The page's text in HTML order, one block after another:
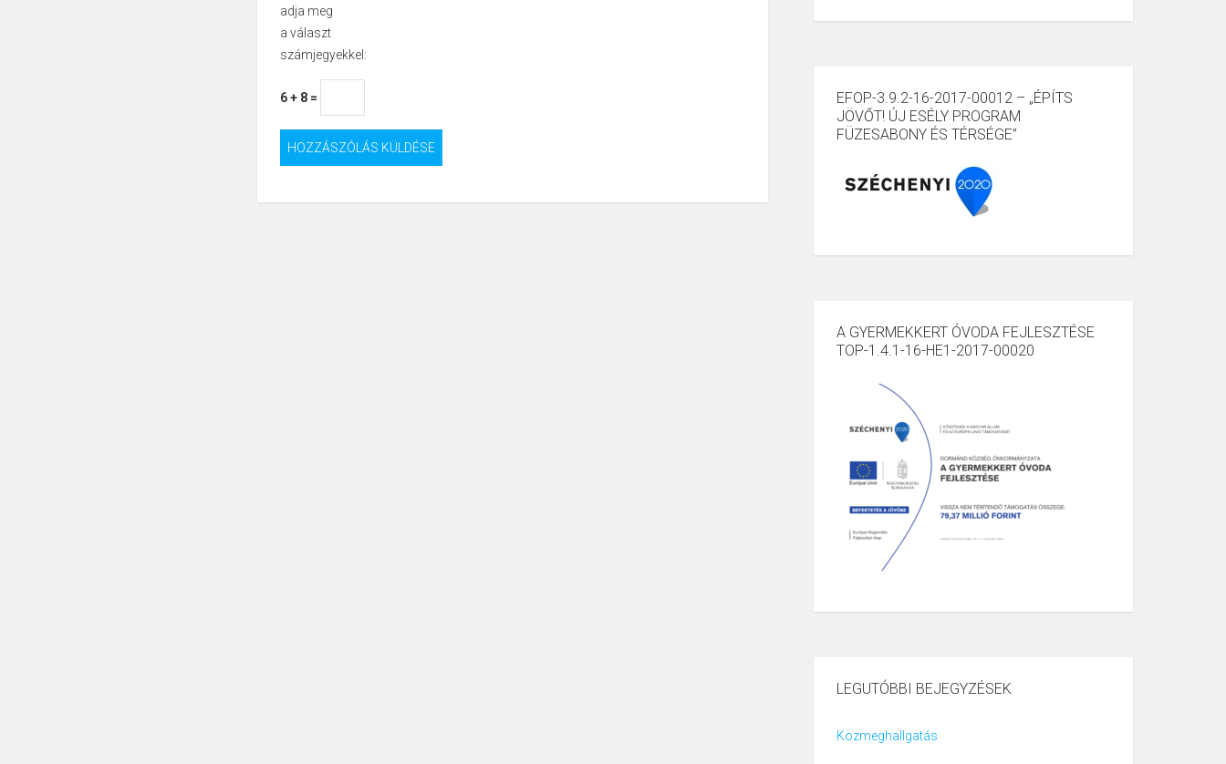
adja meg
a választ
számjegyekkel:
6 + 8 =
EFOP-3.9.2-16-2017-00012 – „ÉPÍTS
JÖVŐT! ÚJ ESÉLY PROGRAM
FÜZESABONY ÉS TÉRSÉGE”
A GYERMEKKERT ÓVODA FEJLESZTÉSE
TOP-1.4.1-16-HE1-2017-00020
LEGUTÓBBI BEJEGYZÉSEK
Közmeghallgatás